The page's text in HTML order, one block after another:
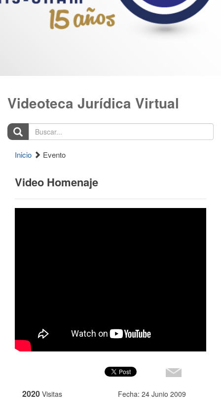
Videoteca Jurídica Virtual
Buscar...
Inicio Evento
Video Homenaje
2020 Visitas Fecha: 24 Junio 2009